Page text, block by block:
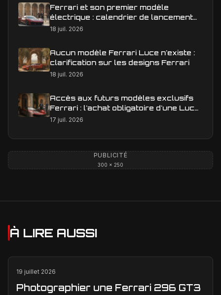
Ferrari et son premier modèle
électrique : calendrier de lancement
en Europe
18 juil. 2026
Aucun modèle Ferrari Luce n'existe :
clarification sur les designs Ferrari
18 juil. 2026
Accès aux futurs modèles exclusifs
Ferrari : l'achat obligatoire d'une Luce
est-il une réalité ?
17 juil. 2026
PUBLICITÉ
300 × 250
À LIRE AUSSI
19 juillet 2026
Photographier une Ferrari 296 GT3